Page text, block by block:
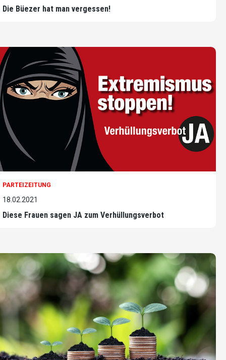
Die Büezer hat man vergessen!
PARTEIZEITUNG
18.02.2021
Diese Frauen sagen JA zum Verhüllungsverbot